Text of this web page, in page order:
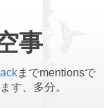
事
までmentionsで
す、多分。